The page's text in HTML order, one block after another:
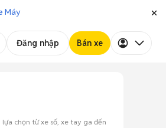
Máy
Đăng nhập Bán xe
chọn từ xe số, xe tay ga đến